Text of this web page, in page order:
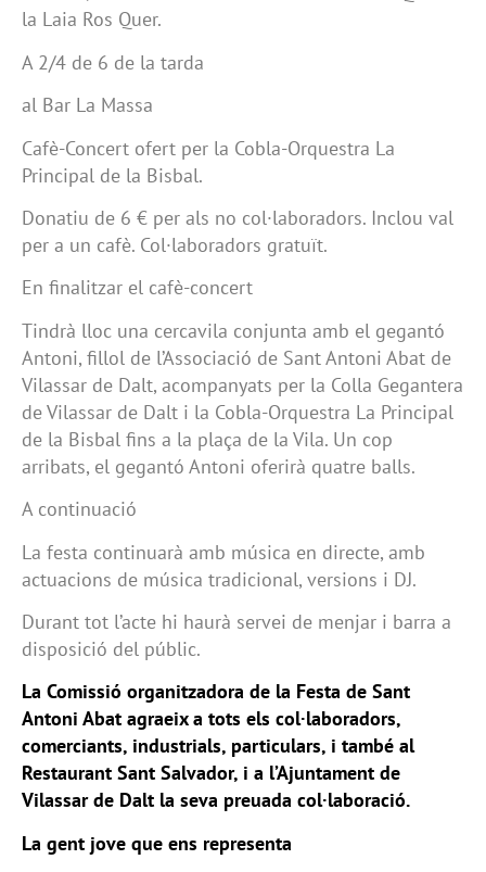
la Laia Ros Quer.
A 2/4 de 6 de la tarda
al Bar La Massa
Cafè-Concert ofert per la Cobla-Orquestra La
Principal de la Bisbal.
Donatiu de 6 € per als no col·laboradors. Inclou val
per a un cafè. Col·laboradors gratuït.
En finalitzar el cafè-concert
Tindrà lloc una cercavila conjunta amb el gegantó
Antoni, fillol de l’Associació de Sant Antoni Abat de
Vilassar de Dalt, acompanyats per la Colla Gegantera
de Vilassar de Dalt i la Cobla-Orquestra La Principal
de la Bisbal fins a la plaça de la Vila. Un cop
arribats, el gegantó Antoni oferirà quatre balls.
A continuació
La festa continuarà amb música en directe, amb
actuacions de música tradicional, versions i DJ.
Durant tot l’acte hi haurà servei de menjar i barra a
disposició del públic.
La Comissió organitzadora de la Festa de Sant
Antoni Abat agraeix a tots els col·laboradors,
comerciants, industrials, particulars, i també al
Restaurant Sant Salvador, i a l’Ajuntament de
Vilassar de Dalt la seva preuada col·laboració.
La gent jove que ens representa